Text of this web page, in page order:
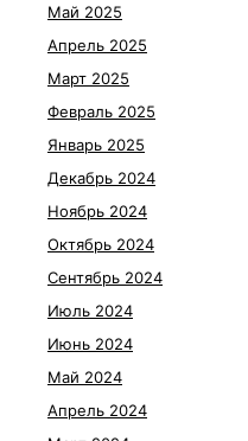
Май 2025
Апрель 2025
Март 2025
Февраль 2025
Январь 2025
Декабрь 2024
Ноябрь 2024
Октябрь 2024
Сентябрь 2024
Июль 2024
Июнь 2024
Май 2024
Апрель 2024